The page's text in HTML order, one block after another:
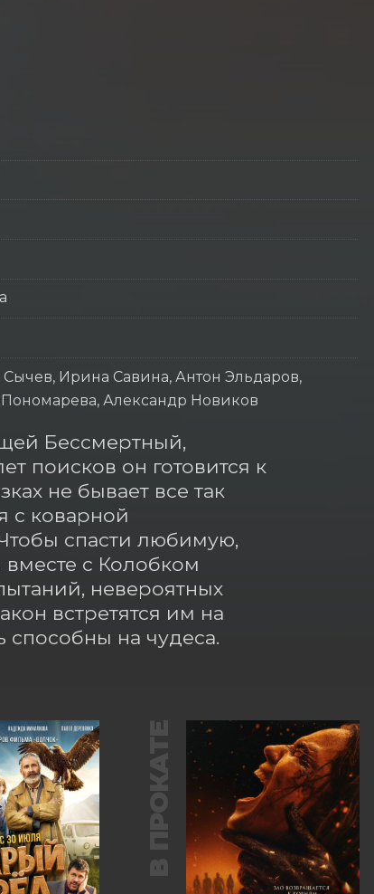
Ирина Савина, Антон Эльдаров,
Александр Новиков
Бессмертный,
поисков он готовится к
не бывает все так
с коварной
спасти любимую,
с Колобком
невероятных
встретятся им на
на чудеса.
В ПРОКАТЕ